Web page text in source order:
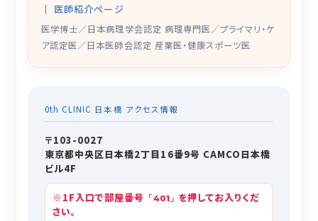
｜ 医師紹介ページ
医学博士／日本病理学会認定 病理専門医／プライマリ・ケ
ア認定医／日本医師会認定 産業医・健康スポーツ医
0th CLINIC 日本橋 アクセス情報
〒103-0027
東京都中央区日本橋2丁目16番9号 CAMCO日本橋
ビル4F
※1F入口で部屋番号 「401」 を押してお入りくだ
さい。